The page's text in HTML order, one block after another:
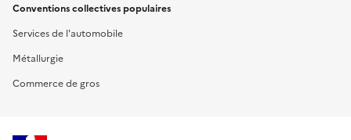
Conventions collectives populaires
Services de l'automobile
Métallurgie
Commerce de gros